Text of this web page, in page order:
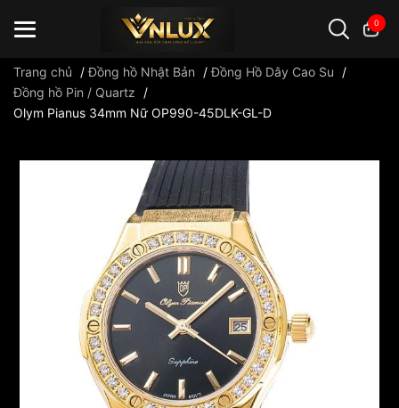
0
Đồng hồ casio đồng hồ G-Shock đồng hồ Orient
Trang chủ /Đồng hồ Nhật Bản /Đồng Hồ Dây Cao Su
/
Đồng hồ Pin / Quartz
/
Olym Pianus 34mm Nữ OP990-45DLK-GL-D